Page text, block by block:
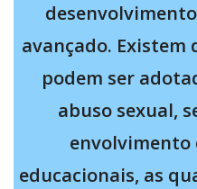
avançado. Existem
podem ser
abuso sexual,
envolvimento
educacionais, as